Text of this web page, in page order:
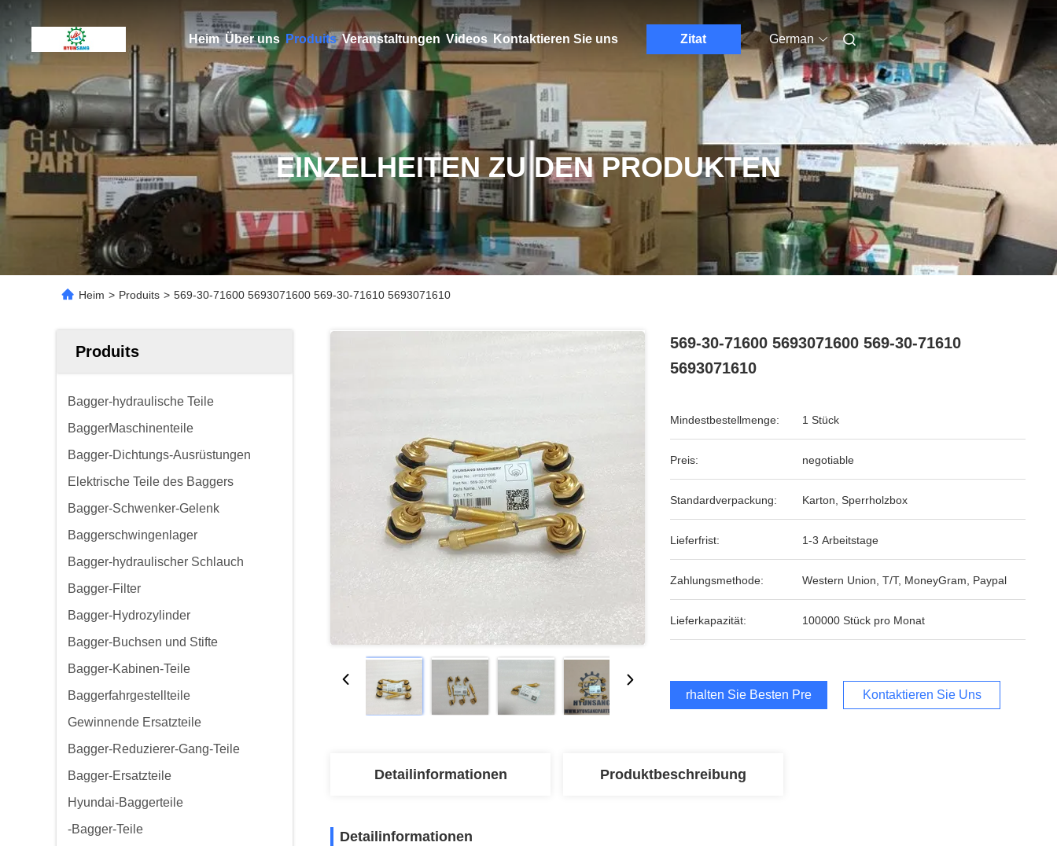
Heim Über uns Produits Veranstaltungen Videos Kontaktieren Sie uns Zitat German
EINZELHEITEN ZU DEN PRODUKTEN
Heim > Produits > 569-30-71600 5693071600 569-30-71610 5693071610
Produits
Bagger-hydraulische Teile
BaggerMaschinenteile
Bagger-Dichtungs-Ausrüstungen
Elektrische Teile des Baggers
Bagger-Schwenker-Gelenk
Baggerschwingenlager
Bagger-hydraulischer Schlauch
Bagger-Filter
Bagger-Hydrozylinder
Bagger-Buchsen und Stifte
Bagger-Kabinen-Teile
Baggerfahrgestellteile
Gewinnende Ersatzteile
Bagger-Reduzierer-Gang-Teile
Bagger-Ersatzteile
Hyundai-Baggerteile
-Bagger-Teile
569-30-71600 5693071600 569-30-71610
5693071610
Mindestbestellmenge: 1 Stück
Preis: negotiable
Standardverpackung: Karton, Sperrholzbox
Lieferfrist: 1-3 Arbeitstage
Zahlungsmethode: Western Union, T/T, MoneyGram, Paypal
Lieferkapazität: 100000 Stück pro Monat
Erhalten Sie Besten Preis Kontaktieren Sie Uns
Detailinformationen Produktbeschreibung
Detailinformationen